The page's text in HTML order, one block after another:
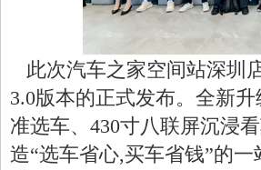
此次汽车之家空间站深圳
3.0版本的正式发布。全新
准选车、430寸八联屏沉浸
造“选车省心,买车省钱”的